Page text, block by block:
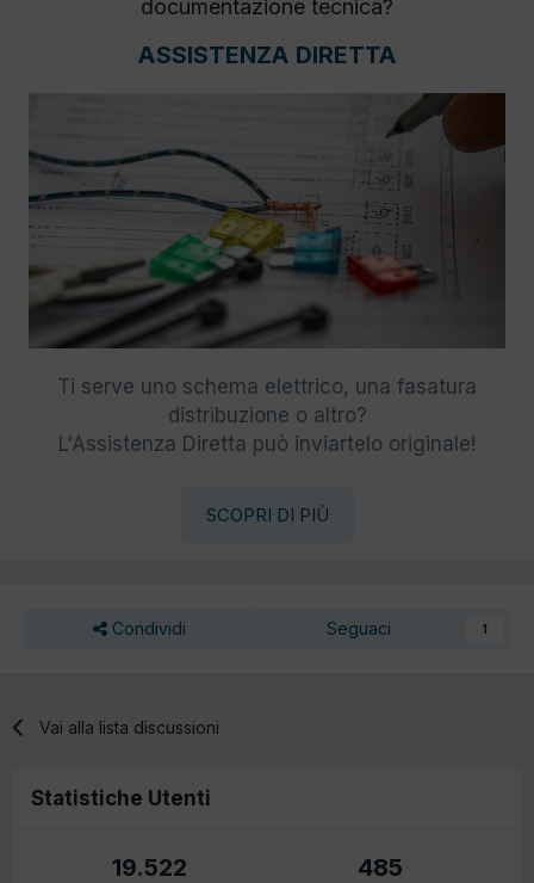
documentazione tecnica?
ASSISTENZA DIRETTA
Ti serve uno schema elettrico, una fasatura
distribuzione o altro?
L'Assistenza Diretta può inviartelo originale!
SCOPRI DI PIÙ
Condividi Seguaci 1
Vai alla lista discussioni
Statistiche Utenti
19.522 485